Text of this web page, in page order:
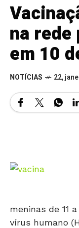
na rede
em 10
NOTÍCIAS 22,
meninas de 11
vírus humano
vai começar no